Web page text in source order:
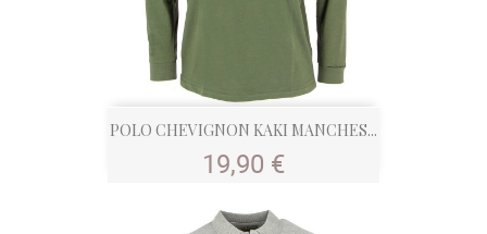
POLO CHEVIGNON KAKI MANCHES...
Prix
19,90 €